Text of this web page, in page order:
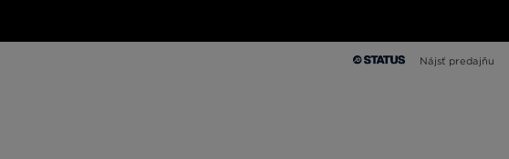
Nájsť predajňu